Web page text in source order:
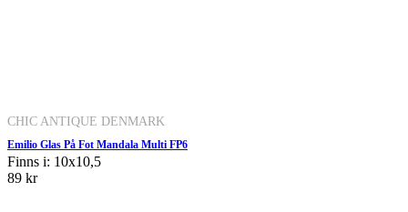
CHIC ANTIQUE DENMARK
Emilio Glas På Fot Mandala Multi FP6
Finns i: 10x10,5
89 kr